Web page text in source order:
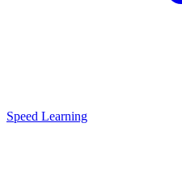
Speed Learning